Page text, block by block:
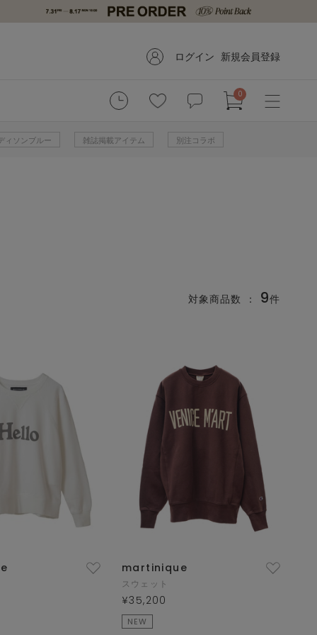
ログイン 新規会員登録
0
ィソンブルー 雑誌掲載アイテム 別注コラボ
対象商品数 ： 9件
martinique
スウェット
¥35,200
NEW